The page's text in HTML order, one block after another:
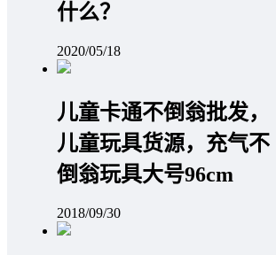
什么？
2020/05/18
儿童卡通不倒翁批发，
儿童玩具货源，充气不
倒翁玩具大号96cm
2018/09/30